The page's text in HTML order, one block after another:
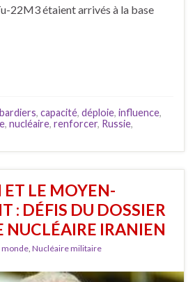
22M3 étaient arrivés à la base
, capacité, déploie, influence,
, nucléaire, renforcer, Russie,
ET LE MOYEN-
: DÉFIS DU DOSSIER
NUCLÉAIRE IRANIEN
monde Nucléaire militaire